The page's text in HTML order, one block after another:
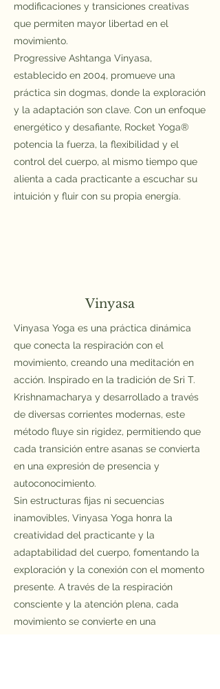
modificaciones y transiciones creativas
que permiten mayor libertad en el
movimiento.
Progressive Ashtanga Vinyasa,
establecido en 2004, promueve una
práctica sin dogmas, donde la exploración
y la adaptación son clave. Con un enfoque
energético y desafiante, Rocket Yoga®
potencia la fuerza, la flexibilidad y el
control del cuerpo, al mismo tiempo que
alienta a cada practicante a escuchar su
intuición y fluir con su propia energía.
Vinyasa
Vinyasa Yoga es una práctica dinámica
que conecta la respiración con el
movimiento, creando una meditación en
acción. Inspirado en la tradición de Sri T.
Krishnamacharya y desarrollado a través
de diversas corrientes modernas, este
método fluye sin rigidez, permitiendo que
cada transición entre asanas se convierta
en una expresión de presencia y
autoconocimiento.
Sin estructuras fijas ni secuencias
inamovibles, Vinyasa Yoga honra la
creatividad del practicante y la
adaptabilidad del cuerpo, fomentando la
exploración y la conexión con el momento
presente. A través de la respiración
consciente y la atención plena, cada
movimiento se convierte en una